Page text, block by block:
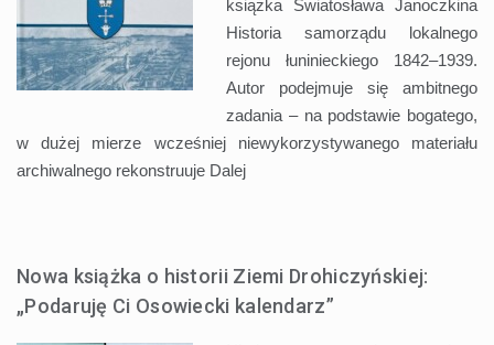
książka Swiatosława Janoczkina
Historia samorządu lokalnego
rejonu łuninieckiego 1842–1939.
Autor podejmuje się ambitnego
zadania – na podstawie bogatego,
w dużej mierze wcześniej niewykorzystywanego materiału
archiwalnego rekonstruuje Dalej
Nowa książka o historii Ziemi Drohiczyńskiej:
„Podaruję Ci Osowiecki kalendarz”